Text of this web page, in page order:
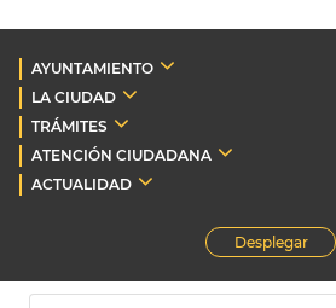
AYUNTAMIENTO
LA CIUDAD
TRÁMITES
ATENCIÓN CIUDADANA
ACTUALIDAD
Desplegar